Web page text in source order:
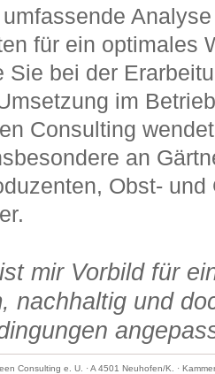
für ein optimales
Sie bei der
im
Consulting
an
Obst-
mir Vorbild für
nachhaltig und
Consulting e. U. · A 4501 Neuhofen/K. ·